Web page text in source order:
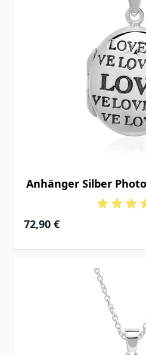
Anhänger Silber
72,90 €